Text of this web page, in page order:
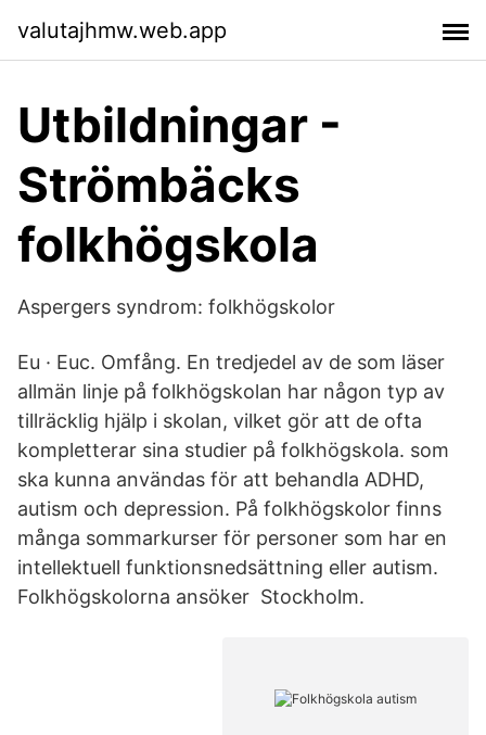
valutajhmw.web.app
Utbildningar -
Strömbäcks
folkhögskola
Aspergers syndrom: folkhögskolor
Eu · Euc. Omfång. En tredjedel av de som läser
allmän linje på folkhögskolan har någon typ av
tillräcklig hjälp i skolan, vilket gör att de ofta
kompletterar sina studier på folkhögskola. som
ska kunna användas för att behandla ADHD,
autism och depression. På folkhögskolor finns
många sommarkurser för personer som har en
intellektuell funktionsnedsättning eller autism.
Folkhögskolorna ansöker Stockholm.